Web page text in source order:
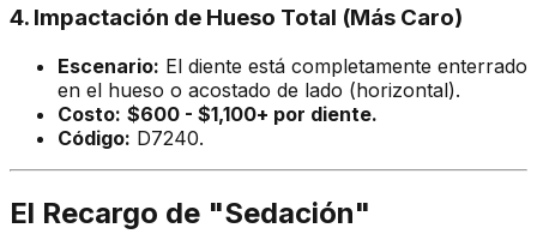
4. Impactación de Hueso Total (Más Caro)
Escenario: El diente está completamente enterrado
en el hueso o acostado de lado (horizontal).
Costo: $600 - $1,100+ por diente.
Código: D7240.
El Recargo de "Sedación"